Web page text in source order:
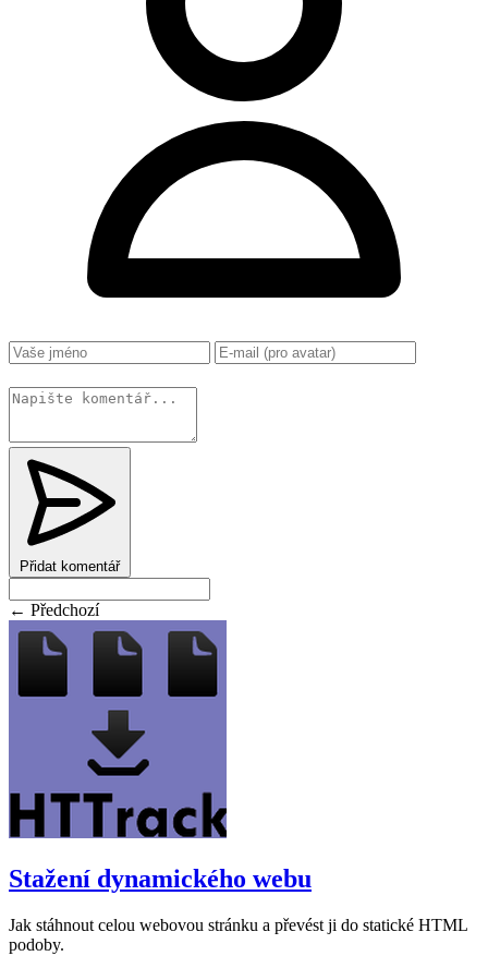
Přidat komentář
← Předchozí
Stažení dynamického webu
Jak stáhnout celou webovou stránku a převést ji do statické HTML
podoby.